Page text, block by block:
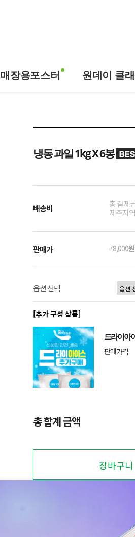
매장용포스터 원데이 클
냉동 과일 1kg X 6봉
배송비
총 결제
제주지
판매가 78,000원
옵션 선택
[추가 구성 상품]
드라이아
판매가격
총 합계 금액
장바구니